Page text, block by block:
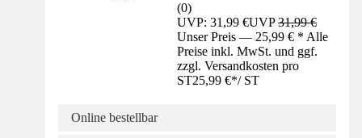
(0)
UVP: 31,99 €UVP31,99 €
Unser Preis — 25,99 € * Alle
Preise inkl. MwSt. und ggf.
zzgl. Versandkosten pro
ST25,99 €*/ ST
Online bestellbar